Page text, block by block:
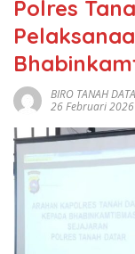
Polres
BIRO TANAH
26 Februari 2026